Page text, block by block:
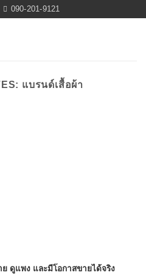
090-201-9121
แบรนด์เสื้อผ้า
ดูแพง และมีโอกาสขายได้จริง